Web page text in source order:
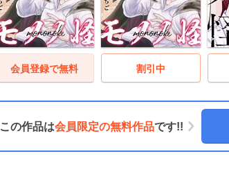
会員登録で無料 割引中
この作品は会員限定の無料作品です!!